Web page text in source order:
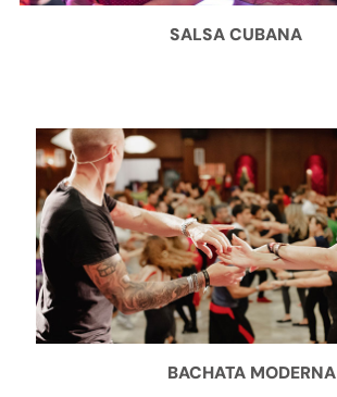
SALSA CUBANA
BACHATA MODERNA